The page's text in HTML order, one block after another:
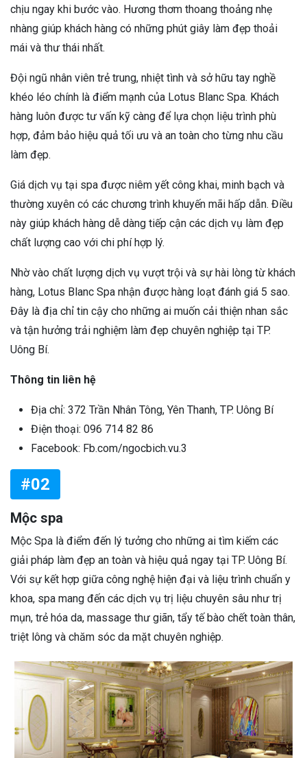
chịu ngay khi bước vào. Hương thơm thoang thoảng nhẹ
nhàng giúp khách hàng có những phút giây làm đẹp thoải
mái và thư thái nhất.
Đội ngũ nhân viên trẻ trung, nhiệt tình và sở hữu tay nghề
khéo léo chính là điểm mạnh của Lotus Blanc Spa. Khách
hàng luôn được tư vấn kỹ càng để lựa chọn liệu trình phù
hợp, đảm bảo hiệu quả tối ưu và an toàn cho từng nhu cầu
làm đẹp.
Giá dịch vụ tại spa được niêm yết công khai, minh bạch và
thường xuyên có các chương trình khuyến mãi hấp dẫn. Điều
này giúp khách hàng dễ dàng tiếp cận các dịch vụ làm đẹp
chất lượng cao với chi phí hợp lý.
Nhờ vào chất lượng dịch vụ vượt trội và sự hài lòng từ khách
hàng, Lotus Blanc Spa nhận được hàng loạt đánh giá 5 sao.
Đây là địa chỉ tin cậy cho những ai muốn cải thiện nhan sắc
và tận hưởng trải nghiệm làm đẹp chuyên nghiệp tại TP.
Uông Bí.
Thông tin liên hệ
Địa chỉ: 372 Trần Nhân Tông, Yên Thanh, TP. Uông Bí
Điện thoại: 096 714 82 86
Facebook: Fb.com/ngocbich.vu.3
#02
Mộc spa
Mộc Spa là điểm đến lý tưởng cho những ai tìm kiếm các
giải pháp làm đẹp an toàn và hiệu quả ngay tại TP. Uông Bí.
Với sự kết hợp giữa công nghệ hiện đại và liệu trình chuẩn y
khoa, spa mang đến các dịch vụ trị liệu chuyên sâu như trị
mụn, trẻ hóa da, massage thư giãn, tẩy tế bào chết toàn thân,
triệt lông và chăm sóc da mặt chuyên nghiệp.